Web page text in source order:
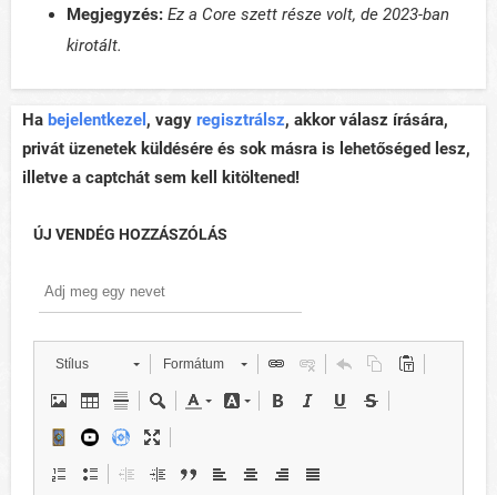
Megjegyzés: Ez a Core szett része volt, de 2023-ban
kirotált.
Ha bejelentkezel , vagy regisztrálsz, akkor válasz írására,
privát üzenetek küldésére és sok másra is lehetőséged lesz,
illetve a captchát sem kell kitöltened!
ÚJ VENDÉG HOZZÁSZÓLÁS
Stílus Formátum